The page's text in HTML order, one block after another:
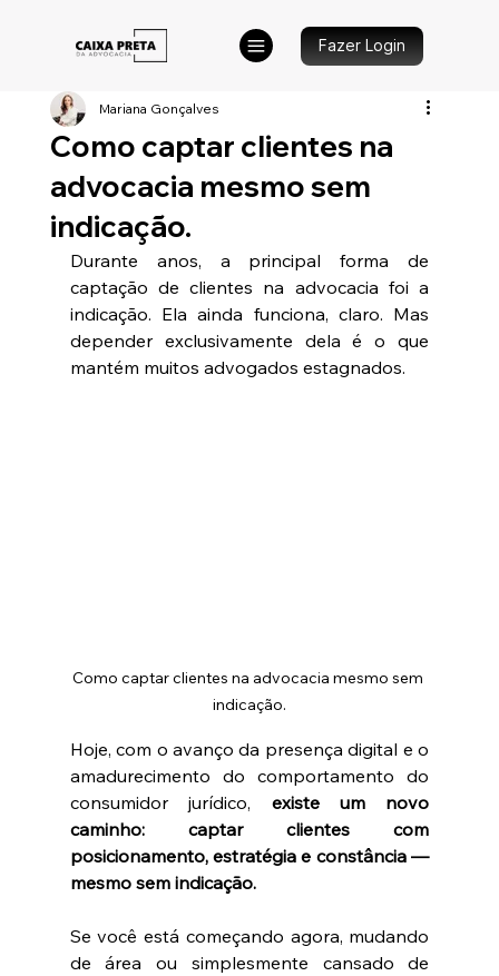
Fazer Login
Como captar clientes na
advocacia mesmo sem
indicação.
Mariana Gonçalves
Durante anos, a principal forma de
captação de clientes na advocacia foi a
indicação. Ela ainda funciona, claro. Mas
depender exclusivamente dela é o que
mantém muitos advogados estagnados.
Como captar clientes na advocacia mesmo sem
indicação.
Hoje, com o avanço da presença digital e o
amadurecimento do comportamento do
consumidor jurídico, existe um novo
caminho: captar clientes com
posicionamento, estratégia e constância —
mesmo sem indicação.
Se você está começando agora, mudando
de área ou simplesmente cansado de